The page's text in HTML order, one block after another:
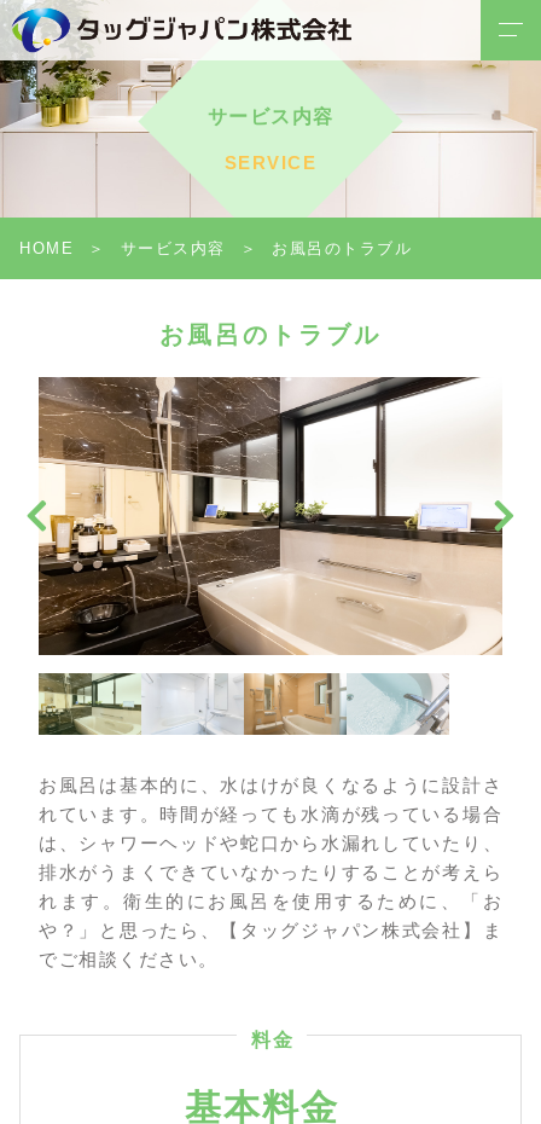
サービス内容
SERVICE
HOME サービス内容 お風呂のトラブル
お風呂のトラブル
お風呂は基本的に、水はけが良くなるように設計さ
れています。時間が経っても水滴が残っている場合
は、シャワーヘッドや蛇口から水漏れしていたり、
排水がうまくできていなかったりすることが考えら
れます。衛生的にお風呂を使用するために、「お
や？」と思ったら、【タッグジャパン株式会社】ま
でご相談ください。
料金
基本料金